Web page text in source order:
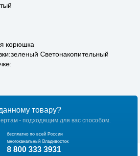
корюшка
Светонакопительный
товару?
- подходящим для вас способом.
бесплатно по всей России
многоканальный Владивосток
8 800 333 3931